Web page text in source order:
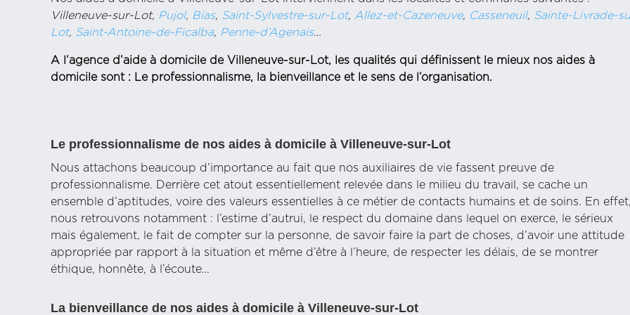
Villeneuve-sur-Lot, Pujol, Bias, Saint-Sylvestre-sur-Lot, Allez-et-Cazeneuve, Casseneuil, Sainte-Livrade-
Lot, Saint-Antoine-de-Ficalba, Penne-d’Agenais…
A l’agence d’aide à domicile de Villeneuve-sur-Lot, les qualités qui définissent le mieux nos aides à
domicile sont : Le professionnalisme, la bienveillance et le sens de l’organisation.
Le professionnalisme de nos aides à domicile à Villeneuve-sur-Lot
Nous attachons beaucoup d’importance au fait que nos auxiliaires de vie fassent preuve de
professionnalisme. Derrière cet atout essentiellement relevée dans le milieu du travail, se cache un
ensemble d’aptitudes, voire des valeurs essentielles à ce métier de contacts humains et de soins. En
nous retrouvons notamment : l’estime d’autrui, le respect du domaine dans lequel on exerce, le sérieux
mais également, le fait de compter sur la personne, de savoir faire la part de choses, d’avoir une attitude
appropriée par rapport à la situation et même d’être à l’heure, de respecter les délais, de se montrer
éthique, honnête, à l’écoute…
La bienveillance de nos aides à domicile à Villeneuve-sur-Lot